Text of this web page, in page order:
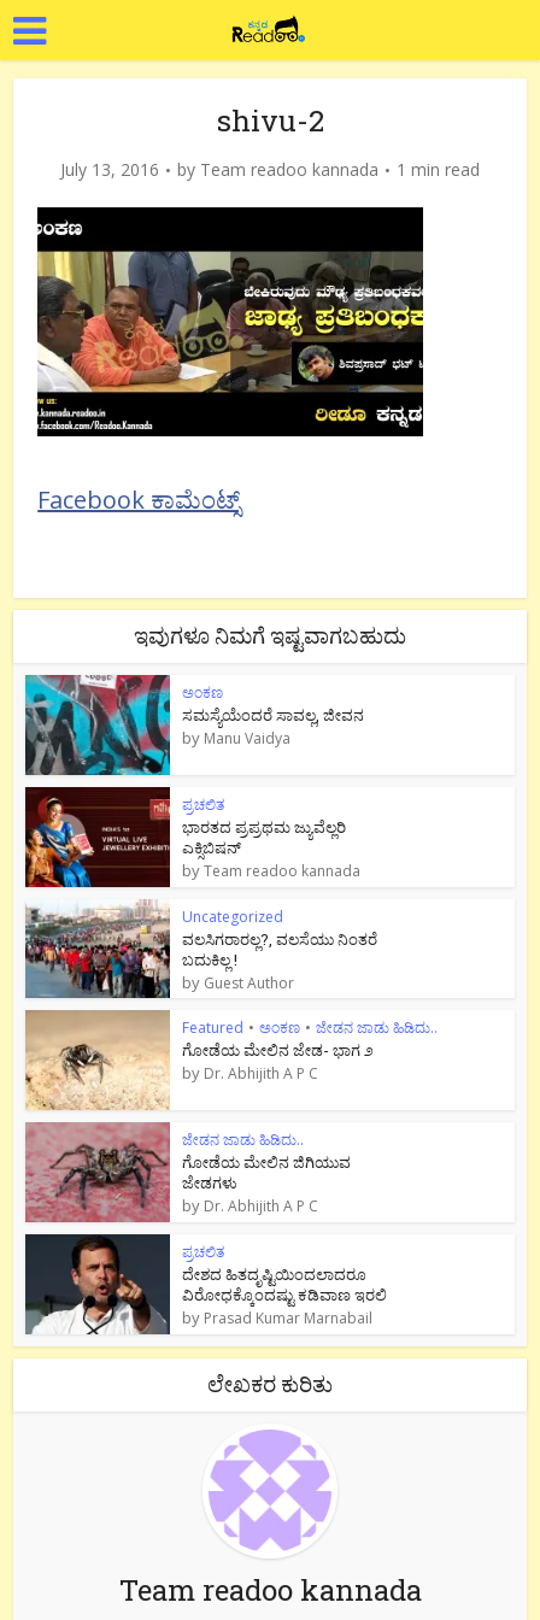
shivu-2
July 13, 2016 by Team readoo kannada 1 min read
Facebook ಕಾಮೆಂಟ್ಸ್
ಇವುಗಳೂ ನಿಮಗೆ ಇಷ್ಟವಾಗಬಹುದು
ಅಂಕಣ
ಸಮಸ್ಯೆಯೆಂದರೆ ಸಾವಲ್ಲ, ಜೀವನ
by Manu Vaidya
ಪ್ರಚಲಿತ
ಭಾರತದ ಪ್ರಪ್ರಥಮ ಜ್ಯುವೆಲ್ಲರಿ
ಎಕ್ಸಿಬಿಷನ್
byTeam readoo kannada
Uncategorized
ವಲಸಿಗರಾರಲ್ಲ?, ವಲಸೆಯು ನಿಂತರೆ
ಬದುಕಿಲ್ಲ !
by Guest Author
Featured • ಅಂಕಣ • ಜೇಡನ ಜಾಡು ಹಿಡಿದು..
ಗೋಡೆಯ ಮೇಲಿನ ಜೇಡ- ಭಾಗ ೨
by Dr. Abhijith A P C
ಜೇಡನ ಜಾಡು ಹಿಡಿದು..
ಗೋಡೆಯ ಮೇಲಿನ ಜಿಗಿಯುವ
ಜೇಡಗಳು
by Dr. Abhijith A P C
ಪ್ರಚಲಿತ
ದೇಶದ ಹಿತದೃಷ್ಟಿಯಿಂದಲಾದರೂ
ವಿರೋಧಕ್ಕೊಂದಷ್ಟು ಕಡಿವಾಣ ಇರಲಿ
by Prasad Kumar Marnabail
ಲೇಖಕರ ಕುರಿತು
Team readoo kannada